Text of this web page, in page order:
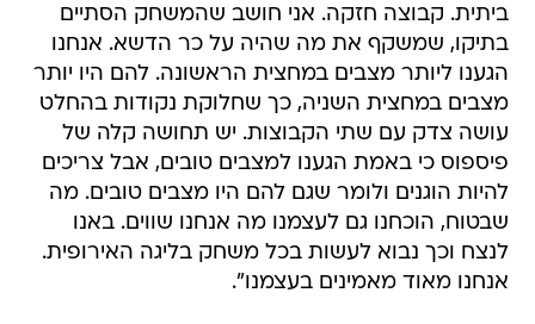
ביתית. קבוצה חזקה. אני חושב שהמשחק הסתיים
בתיקו, שמשקף את מה שהיה על כר הדשא. אנחנו
הגענו ליותר מצבים במחצית הראשונה. להם היו יותר
מצבים במחצית השניה, כך שחלוקת נקודות בהחלט
עושה צדק עם שתי הקבוצות. יש תחושה קלה של
פיספוס כי באמת הגענו למצבים טובים, אבל צריכים
להיות הוגנים ולומר שגם להם היו מצבים טובים. מה
שבטוח, הוכחנו גם לעצמנו מה אנחנו שווים. באנו
לנצח וכך נבוא לעשות בכל משחק בליגה האירופית.
אנחנו מאוד מאמינים בעצמנו".